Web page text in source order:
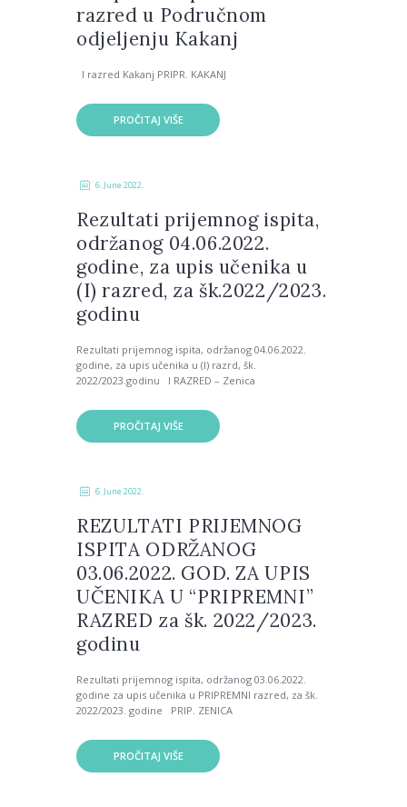
razred u Područnom
odjeljenju Kakanj
I razred Kakanj PRIPR. KAKANJ
PROČITAJ VIŠE
6. June 2022.
Rezultati prijemnog ispita,
održanog 04.06.2022.
godine, za upis učenika u
(I) razred, za šk.2022/2023.
godinu
Rezultati prijemnog ispita, održanog 04.06.2022.
godine, za upis učenika u (I) razrd, šk.
2022/2023.godinu I RAZRED – Zenica
PROČITAJ VIŠE
6. June 2022.
REZULTATI PRIJEMNOG
ISPITA ODRŽANOG
03.06.2022. GOD. ZA UPIS
UČENIKA U “PRIPREMNI”
RAZRED za šk. 2022/2023.
godinu
Rezultati prijemnog ispita, održanog 03.06.2022.
godine za upis učenika u PRIPREMNI razred, za šk.
2022/2023. godine PRIP. ZENICA
PROČITAJ VIŠE